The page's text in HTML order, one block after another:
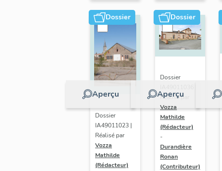
Dossier
Aperçu
Dossier
IA49011023 |
Réalisé par
Vozza
Mathilde
(Rédacteur)
Dossier
Aperçu
Dossier
Réalisé par
Vozza
Mathilde
(Rédacteur)
-
Durandière
Ronan
(Contributeur)